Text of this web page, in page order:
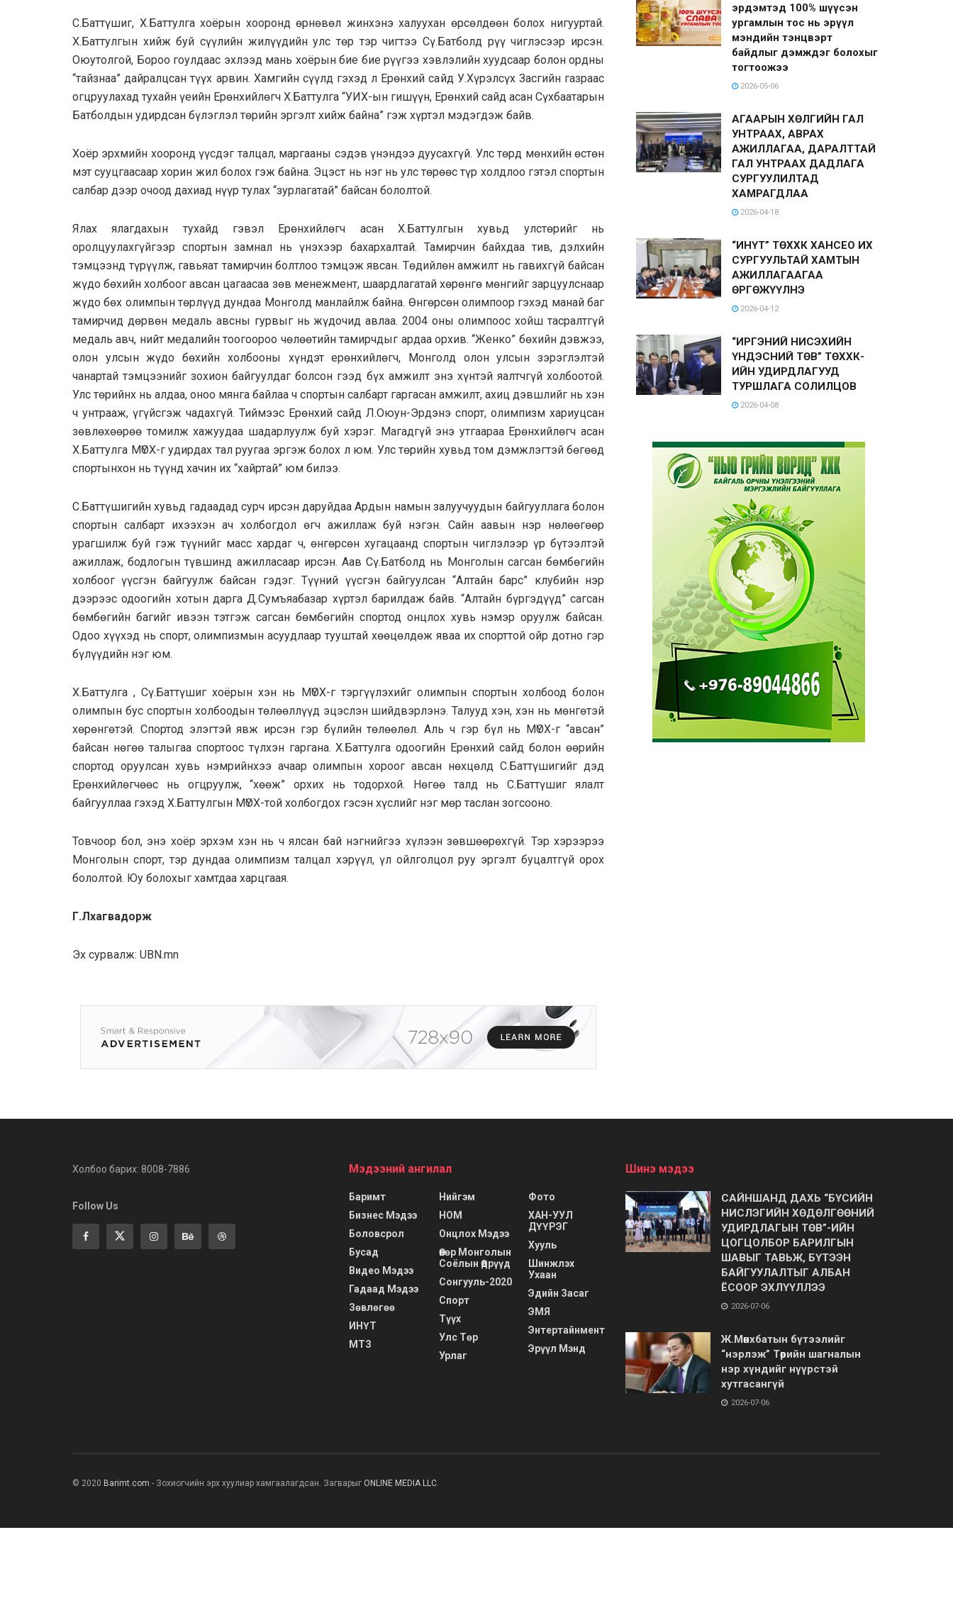
С.Баттүшиг, Х.Баттулга хоёрын хооронд өрнөвөл жинхэнэ халуухан өрсөлдөөн болох нигууртай.
Х.Баттулгын хийж буй сүүлийн жилүүдийн улс төр тэр чигтээ Сү.Батболд рүү чиглэсээр ирсэн.
Оюутолгой, Бороо гоулдаас эхлээд мань хоёрын бие бие рүүгээ хэвлэлийн хуудсаар болон ордны
“тайзнаа” дайралцсан түүх арвин. Хамгийн сүүлд гэхэд л Ерөнхий сайд У.Хүрэлсүх Засгийн газраас
огцруулахад тухайн үеийн Ерөнхийлөгч Х.Баттулга “УИХ-ын гишүүн, Ерөнхий сайд асан Сүхбаатарын
Батболдын удирдсан бүлэглэл төрийн эргэлт хийж байна” гэж хүртэл мэдэгдэж байв.
Хоёр эрхмийн хооронд үүсдэг талцал, маргааны сэдэв үнэндээ дуусахгүй. Улс төрд мөнхийн өстөн
мэт сууцгаасаар хорин жил болох гэж байна. Эцэст нь нэг нь улс төрөөс түр холдлоо гэтэл спортын
салбар дээр очоод дахиад нүүр тулах “зурлагатай” байсан бололтой.
Ялах ялагдахын тухайд гэвэл Ерөнхийлөгч асан Х.Баттулгын хувьд улстөрийг нь
оролцуулахгүйгээр спортын замнал нь үнэхээр бахархалтай. Тамирчин байхдаа тив, дэлхийн
тэмцээнд түрүүлж, гавьяат тамирчин болтлоо тэмцэж явсан. Төдийлөн амжилт нь гавихгүй байсан
жүдо бөхийн холбоог авсан цагаасаа зөв менежмент, шаардлагатай хөрөнгө мөнгийг зарцуулснаар
жүдо бөх олимпын төрлүүд дундаа Монголд манлайлж байна. Өнгөрсөн олимпоор гэхэд манай баг
тамирчид дөрвөн медаль авсны гурвыг нь жүдочид авлаа. 2004 оны олимпоос хойш тасралтгүй
медаль авч, нийт медалийн тоогоороо чөлөөтийн тамирчдыг ардаа орхив. “Женко” бөхийн дэвжээ,
олон улсын жүдо бөхийн холбооны хүндэт ерөнхийлөгч, Монголд олон улсын зэрэглэлтэй
чанартай тэмцээнийг зохион байгуулдаг болсон гээд бүх амжилт энэ хүнтэй яалтчгүй холбоотой.
Улс төрийнх нь алдаа, оноо мянга байлаа ч спортын салбарт гаргасан амжилт, ахиц дэвшлийг нь хэн
ч унтрааж, үгүйсгэж чадахгүй. Тиймээс Ерөнхий сайд Л.Оюун-Эрдэнэ спорт, олимпизм хариуцсан
зөвлөхөөрөө томилж хажуудаа шадарлуулж буй хэрэг. Магадгүй энэ утгаараа Ерөнхийлөгч асан
Х.Баттулга МҮОХ-г удирдах тал руугаа эргэж болох л юм. Улс төрийн хувьд том дэмжлэгтэй бөгөөд
спортынхон нь түүнд хачин их “хайртай” юм билээ.
С.Баттүшигийн хувьд гадаадад сурч ирсэн даруйдаа Ардын намын залуучуудын байгууллага болон
спортын салбарт ихээхэн ач холбогдол өгч ажиллаж буй нэгэн. Сайн аавын нэр нөлөөгөөр
урагшилж буй гэж түүнийг масс хардаг ч, өнгөрсөн хугацаанд спортын чиглэлээр үр бүтээлтэй
ажиллаж, бодлогын түвшинд ажилласаар ирсэн. Аав Сү.Батболд нь Монголын сагсан бөмбөгийн
холбоог үүсгэн байгуулж байсан гэдэг. Түүний үүсгэн байгуулсан “Алтайн барс” клубийн нэр
дээрээс одоогийн хотын дарга Д.Сумъяабазар хүртэл барилдаж байв. “Алтайн бүргэдүүд” сагсан
бөмбөгийн багийг ивээн тэтгэж сагсан бөмбөгийн спортод онцлох хувь нэмэр оруулж байсан.
Одоо хүүхэд нь спорт, олимпизмын асуудлаар тууштай хөөцөлдөж яваа их спорттой ойр дотно гэр
бүлүүдийн нэг юм.
Х.Баттулга , Сү.Баттүшиг хоёрын хэн нь МҮОХ-г тэргүүлэхийг олимпын спортын холбоод болон
олимпын бус спортын холбоодын төлөөллүүд эцэслэн шийдвэрлэнэ. Талууд хэн, хэн нь мөнгөтэй
хөрөнгөтэй. Спортод элэгтэй явж ирсэн гэр бүлийн төлөөлөл. Аль ч гэр бүл нь МҮОХ-г “авсан”
байсан нөгөө талыгаа спортоос түлхэн гаргана. Х.Баттулга одоогийн Ерөнхий сайд болон өөрийн
спортод оруулсан хувь нэмрийнхээ ачаар олимпын хороог авсан нөхцөлд С.Баттүшигийг дэд
Ерөнхийлөгчөөс нь огцруулж, “хөөж” орхих нь тодорхой. Нөгөө талд нь С.Баттүшиг ялалт
байгууллаа гэхэд Х.Баттулгын МҮОХ-той холбогдох гэсэн хүслийг нэг мөр таслан зогсооно.
Товчоор бол, энэ хоёр эрхэм хэн нь ч ялсан бай нэгнийгээ хүлээн зөвшөөрөхгүй. Тэр хэрээрээ
Монголын спорт, тэр дундаа олимпизм талцал хэрүүл, үл ойлголцол руу эргэлт буцалтгүй орох
бололтой. Юу болохыг хамтдаа харцгаая.
Г.Лхагвадорж
Эх сурвалж: UBN.mn
эрдэмтэд 100% шүүсэн
ургамлын тос нь эрүүл
мэндийн тэнцвэрт
байдлыг дэмждэг болохыг
тогтоожээ
2026-05-06
АГААРЫН ХӨЛГИЙН ГАЛ
УНТРААХ, АВРАХ
АЖИЛЛАГАА, ДАРАЛТТАЙ
ГАЛ УНТРААХ ДАДЛАГА
СУРГУУЛИЛТАД
ХАМРАГДЛАА
2026-04-18
“ИНҮТ” ТӨХХК ХАНСЕО ИХ
СУРГУУЛЬТАЙ ХАМТЫН
АЖИЛЛАГААГАА
ӨРГӨЖҮҮЛНЭ
2026-04-12
“ИРГЭНИЙ НИСЭХИЙН
ҮНДЭСНИЙ ТӨВ” ТӨХХК-
ИЙН УДИРДЛАГУУД
ТУРШЛАГА СОЛИЛЦОВ
2026-04-08
Холбоо барих: 8008-7886
Follow Us
Мэдээний ангилал
Баримт
Бизнес Мэдээ
Боловсрол
Бусад
Видео Мэдээ
Гадаад Мэдээ
Зөвлөгөө
ИНҮТ
МТЗ
Нийгэм
НОМ
Онцлох Мэдээ
Өвөр Монголын
Соёлын Өдрүүд
Сонгууль-2020
Спорт
Түүх
Улс Төр
Урлаг
Фото
ХАН-УУЛ
ДҮҮРЭГ
Хууль
Шинжлэх
Ухаан
Эдийн Засаг
ЭМЯ
Энтертайнмент
Эрүүл Мэнд
Шинэ мэдээ
САЙНШАНД ДАХЬ “БҮСИЙН
НИСЛЭГИЙН ХӨДӨЛГӨӨНИЙ
УДИРДЛАГЫН ТӨВ”-ИЙН
ЦОГЦОЛБОР БАРИЛГЫН
ШАВЫГ ТАВЬЖ, БҮТЭЭН
БАЙГУУЛАЛТЫГ АЛБАН
ЁСООР ЭХЛҮҮЛЛЭЭ
2026-07-06
Ж.Мөнхбатын бүтээлийг
“нэрлэж” Төрийн шагналын
нэр хүндийг нүүрстэй
хутгасангүй
2026-07-06
© 2020 Barimt.com - Зохиогчийн эрх хуулиар хамгаалагдсан. Загварыг ONLINE MEDIA LLC